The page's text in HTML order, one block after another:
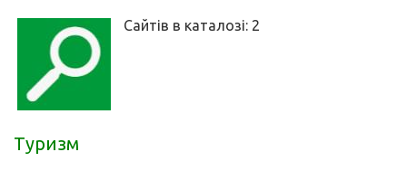
Сайтів в каталозі: 2
Туризм